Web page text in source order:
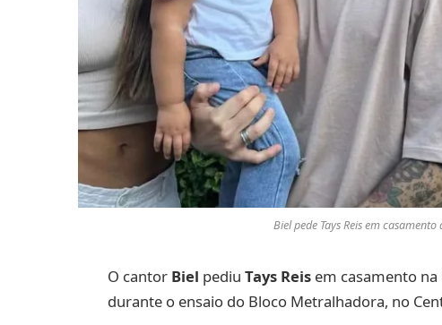
Biel pede Tays Reis em
O cantor Biel pediu Tays Reisem casamento na
durante o ensaio do Bloco Metralhadora, no